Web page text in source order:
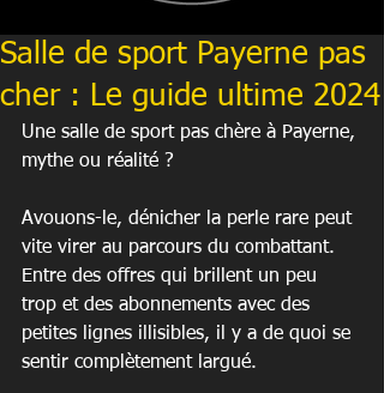
Salle de sport Payerne pas
cher : Le guide ultime 2024
Une salle de sport pas chère à Payerne,
mythe ou réalité ?
Avouons-le, dénicher la perle rare peut
vite virer au parcours du combattant.
Entre des offres qui brillent un peu
trop et des abonnements avec des
petites lignes illisibles, il y a de quoi se
sentir complètement largué.